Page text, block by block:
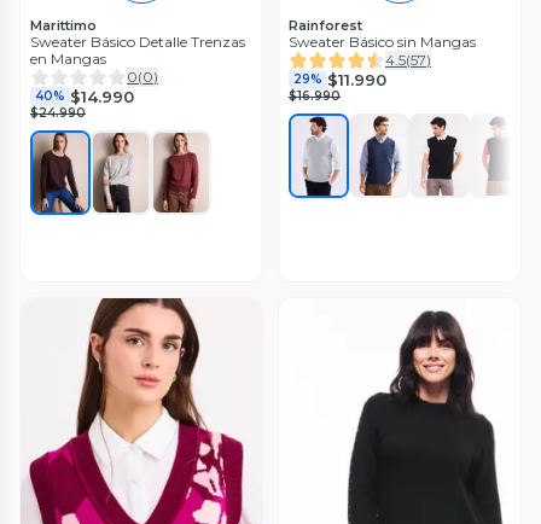
Marittimo
Sweater Básico Detalle Trenzas
en Mangas
0(0)
40% $14.990
$24.990
Rainforest
Sweater Básico sin Mangas
4.5(57)
29% $11.990
$16.990